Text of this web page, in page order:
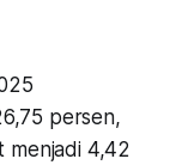
persen,
menjadi 4,42